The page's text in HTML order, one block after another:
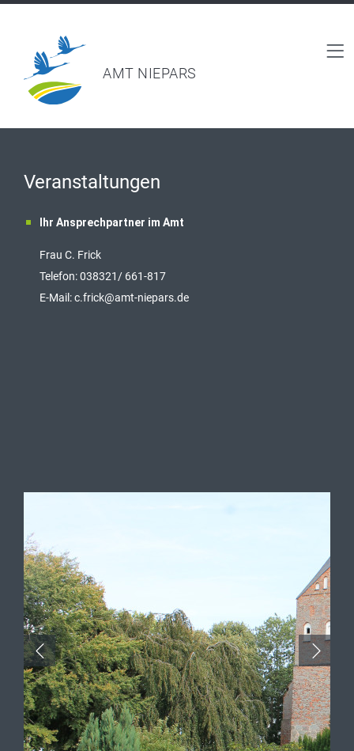
AMT NIEPARS
Veranstaltungen
Ihr Ansprechpartner im Amt
Frau C. Frick
Telefon: 038321/ 661-817
E-Mail:c.frick@amt-niepars.de